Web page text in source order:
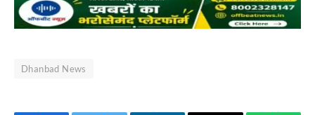
Dhanbad News